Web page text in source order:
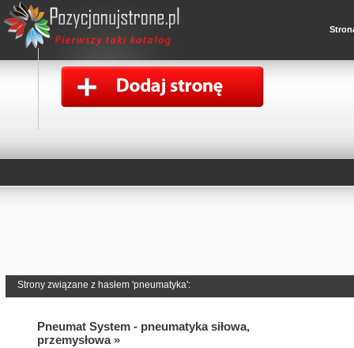
Strony związane z hasłem 'pneumatyka':
Pneumat System - pneumatyka siłowa,
przemysłowa »